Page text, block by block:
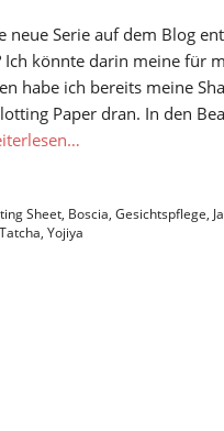
neue Serie auf dem Blog
Ich könnte darin meine für
habe ich bereits meine
Paper dran. In den
Sheet, Boscia, Gesichtspflege,
Tatcha, Yojiya